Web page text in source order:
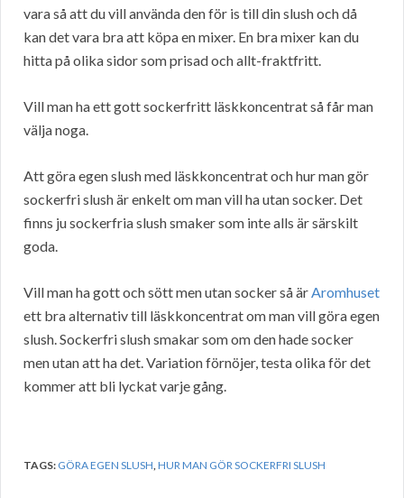
vara så att du vill använda den för is till din slush och då
kan det vara bra att köpa en mixer. En bra mixer kan du
hitta på olika sidor som prisad och allt-fraktfritt.
Vill man ha ett gott sockerfritt läskkoncentrat så får man
välja noga.
Att göra egen slush med läskkoncentrat och hur man gör
sockerfri slush är enkelt om man vill ha utan socker. Det
finns ju sockerfria slush smaker som inte alls är särskilt
goda.
Vill man ha gott och sött men utan socker så ärAromhuset
ett bra alternativ till läskkoncentrat om man vill göra egen
slush. Sockerfri slush smakar som om den hade socker
men utan att ha det. Variation förnöjer, testa olika för det
kommer att bli lyckat varje gång.
TAGS: GÖRA EGEN SLUSH HUR MAN GÖR SOCKERFRI SLUSH